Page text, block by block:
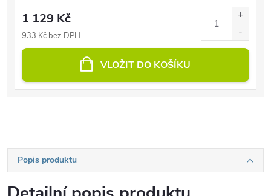
1 129 Kč
933 Kč bez DPH
VLOŽIT DO KOŠÍKU
Popis produktu